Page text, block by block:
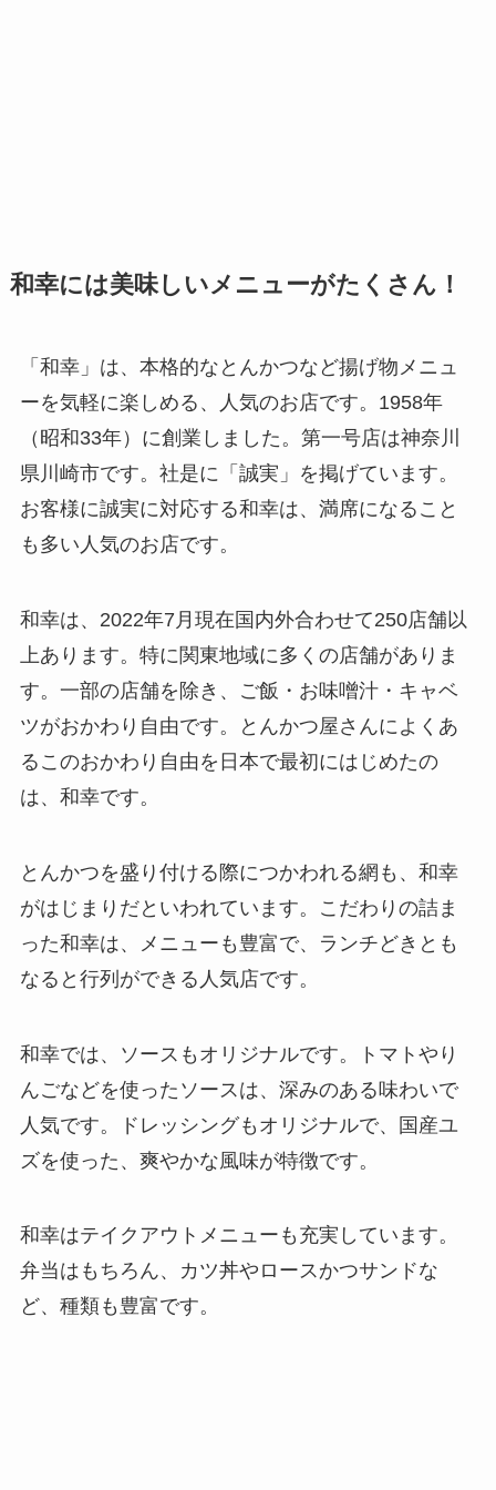
和幸には美味しいメニューがたくさん！
「和幸」は、本格的なとんかつなど揚げ物メニュ
ーを気軽に楽しめる、人気のお店です。1958年
（昭和33年）に創業しました。第一号店は神奈川
県川崎市です。社是に「誠実」を掲げています。
お客様に誠実に対応する和幸は、満席になること
も多い人気のお店です。
和幸は、2022年7月現在国内外合わせて250店舗以
上あります。特に関東地域に多くの店舗がありま
す。一部の店舗を除き、ご飯・お味噌汁・キャベ
ツがおかわり自由です。とんかつ屋さんによくあ
るこのおかわり自由を日本で最初にはじめたの
は、和幸です。
とんかつを盛り付ける際につかわれる網も、和幸
がはじまりだといわれています。こだわりの詰ま
った和幸は、メニューも豊富で、ランチどきとも
なると行列ができる人気店です。
和幸では、ソースもオリジナルです。トマトやり
んごなどを使ったソースは、深みのある味わいで
人気です。ドレッシングもオリジナルで、国産ユ
ズを使った、爽やかな風味が特徴です。
和幸はテイクアウトメニューも充実しています。
弁当はもちろん、カツ丼やロースかつサンドな
ど、種類も豊富です。